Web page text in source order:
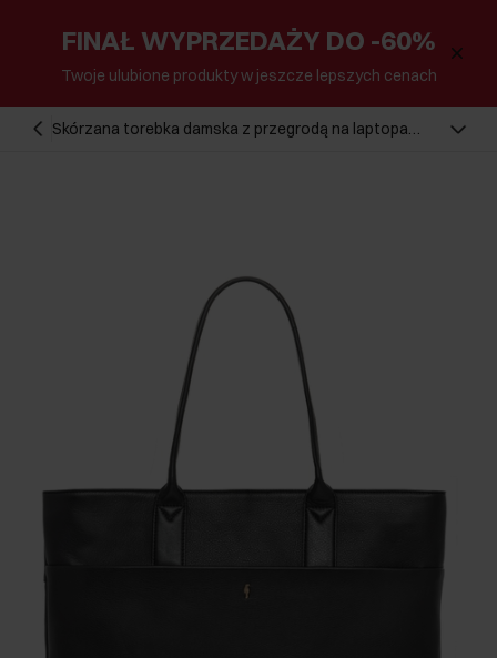
FINAŁ WYPRZEDAŻY DO -60%
Twoje ulubione produkty w jeszcze lepszych cenach
Skórzana torebka damska z przegrodą na laptopa